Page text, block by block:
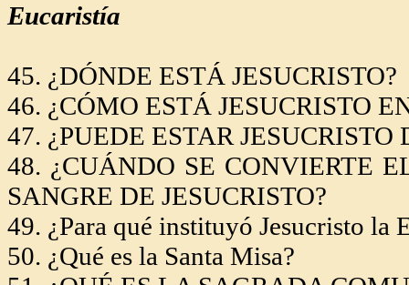
Eucaristía
45. ¿DÓNDE ESTÁ JESUCRISTO?
46. ¿CÓMO ESTÁ JESUCRISTO
47. ¿PUEDE ESTAR
48. ¿CUÁNDO SE CONVIERTE
SANGRE DE JESUCRISTO?
49. ¿Para qué instituyó Jesucristo la
50. ¿Qué es la Santa Misa?